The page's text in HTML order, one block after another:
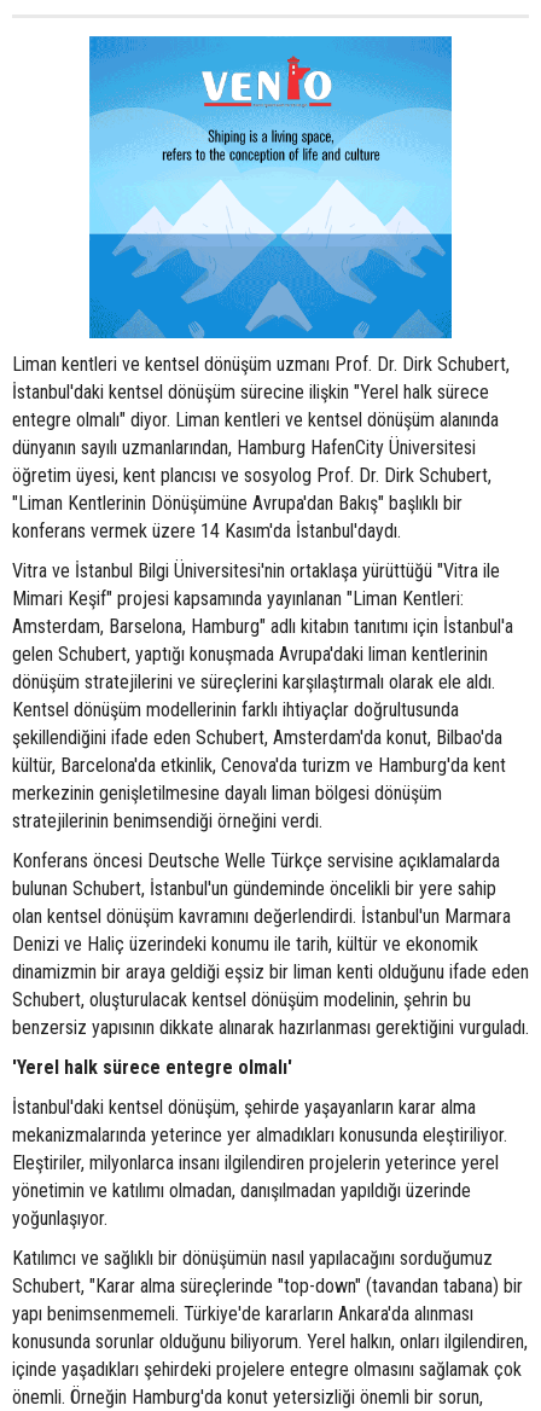
Liman kentleri ve kentsel dönüşüm uzmanı Prof. Dr. Dirk Schubert,
İstanbul'daki kentsel dönüşüm sürecine ilişkin "Yerel halk sürece
entegre olmalı" diyor. Liman kentleri ve kentsel dönüşüm alanında
dünyanın sayılı uzmanlarından, Hamburg HafenCity Üniversitesi
öğretim üyesi, kent plancısı ve sosyolog Prof. Dr. Dirk Schubert,
"Liman Kentlerinin Dönüşümüne Avrupa'dan Bakış" başlıklı bir
konferans vermek üzere 14 Kasım'da İstanbul'daydı.
Vitra ve İstanbul Bilgi Üniversitesi'nin ortaklaşa yürüttüğü "Vitra ile
Mimari Keşif" projesi kapsamında yayınlanan "Liman Kentleri:
Amsterdam, Barselona, Hamburg" adlı kitabın tanıtımı için İstanbul'a
gelen Schubert, yaptığı konuşmada Avrupa'daki liman kentlerinin
dönüşüm stratejilerini ve süreçlerini karşılaştırmalı olarak ele aldı.
Kentsel dönüşüm modellerinin farklı ihtiyaçlar doğrultusunda
şekillendiğini ifade eden Schubert, Amsterdam'da konut, Bilbao'da
kültür, Barcelona'da etkinlik, Cenova'da turizm ve Hamburg'da kent
merkezinin genişletilmesine dayalı liman bölgesi dönüşüm
stratejilerinin benimsendiği örneğini verdi.
Konferans öncesi Deutsche Welle Türkçe servisine açıklamalarda
bulunan Schubert, İstanbul'un gündeminde öncelikli bir yere sahip
olan kentsel dönüşüm kavramını değerlendirdi. İstanbul'un Marmara
Denizi ve Haliç üzerindeki konumu ile tarih, kültür ve ekonomik
dinamizmin bir araya geldiği eşsiz bir liman kenti olduğunu ifade eden
Schubert, oluşturulacak kentsel dönüşüm modelinin, şehrin bu
benzersiz yapısının dikkate alınarak hazırlanması gerektiğini vurguladı.
'Yerel halk sürece entegre olmalı'
İstanbul'daki kentsel dönüşüm, şehirde yaşayanların karar alma
mekanizmalarında yeterince yer almadıkları konusunda eleştiriliyor.
Eleştiriler, milyonlarca insanı ilgilendiren projelerin yeterince yerel
yönetimin ve katılımı olmadan, danışılmadan yapıldığı üzerinde
yoğunlaşıyor.
Katılımcı ve sağlıklı bir dönüşümün nasıl yapılacağını sorduğumuz
Schubert, "Karar alma süreçlerinde "top-down" (tavandan tabana) bir
yapı benimsenmemeli. Türkiye'de kararların Ankara'da alınması
konusunda sorunlar olduğunu biliyorum. Yerel halkın, onları ilgilendiren,
içinde yaşadıkları şehirdeki projelere entegre olmasını sağlamak çok
önemli. Örneğin Hamburg'da konut yetersizliği önemli bir sorun,